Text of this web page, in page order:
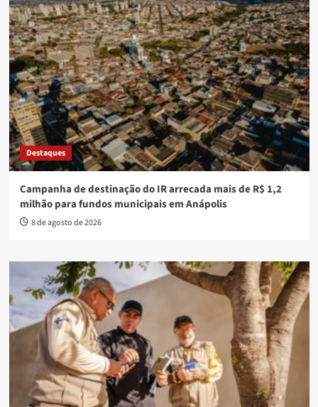
Destaques
Campanha de destinação do IR arrecada mais de R$ 1,2
milhão para fundos municipais em Anápolis
8 de agosto de 2026